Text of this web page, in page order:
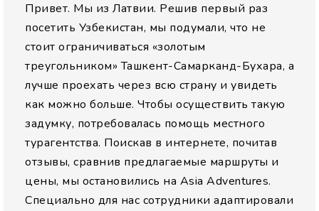
Привет. Мы из Латвии. Решив первый раз
посетить Узбекистан, мы подумали, что не
стоит ограничиваться «золотым
треугольником» Ташкент-Самарканд-Бухара, а
лучше проехать через всю страну и увидеть
как можно больше. Чтобы осуществить такую
задумку, потребовалась помощь местного
турагентства. Поискав в интернете, почитав
отзывы, сравнив предлагаемые маршруты и
цены, мы остановились на Asia Adventures.
Специально для нас сотрудники адаптировали